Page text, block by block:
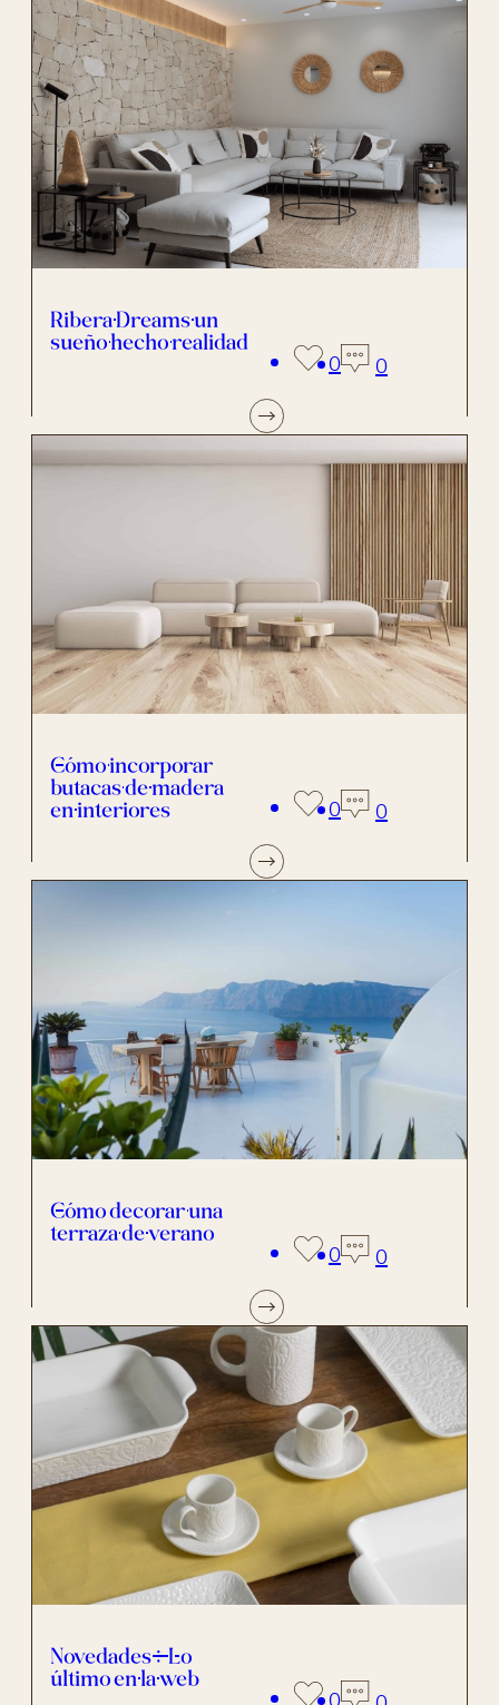
Ribera Dreams un
sueño hecho realidad 0 0
Cómo incorporar
butacas de madera
en interiores 0 0
Cómo decorar una
terraza de verano 0 0
Novedades: Lo
último en la web 0